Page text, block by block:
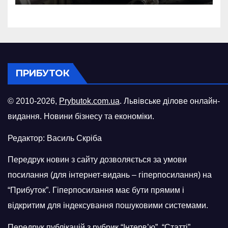
російського БПЛА
ПРИБУТОК
© 2010-2026, Prybutok.com.ua. Львівське ділове онлайн-
видання. Новини бізнесу та економіки.
Редактор: Василь Скріба
Передрук новин з сайту дозволяється за умови
посилання (для інтернет-видань – гіперпосилання) на
“Прибуток”. Гіперпосилання має бути прямим і
відкритим для індексування пошуковими системами.